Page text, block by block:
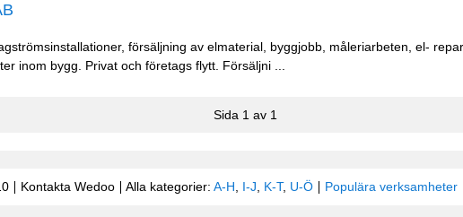
försäljning av elmaterial, byggjobb, måleriarbeten, el-
inom bygg. Privat och företags flytt. Försäljni ...
Sida 1 av 1
Kontakta Wedoo Alla kategorier: A-H I-J K-T, U-Ö Populära verksamheter